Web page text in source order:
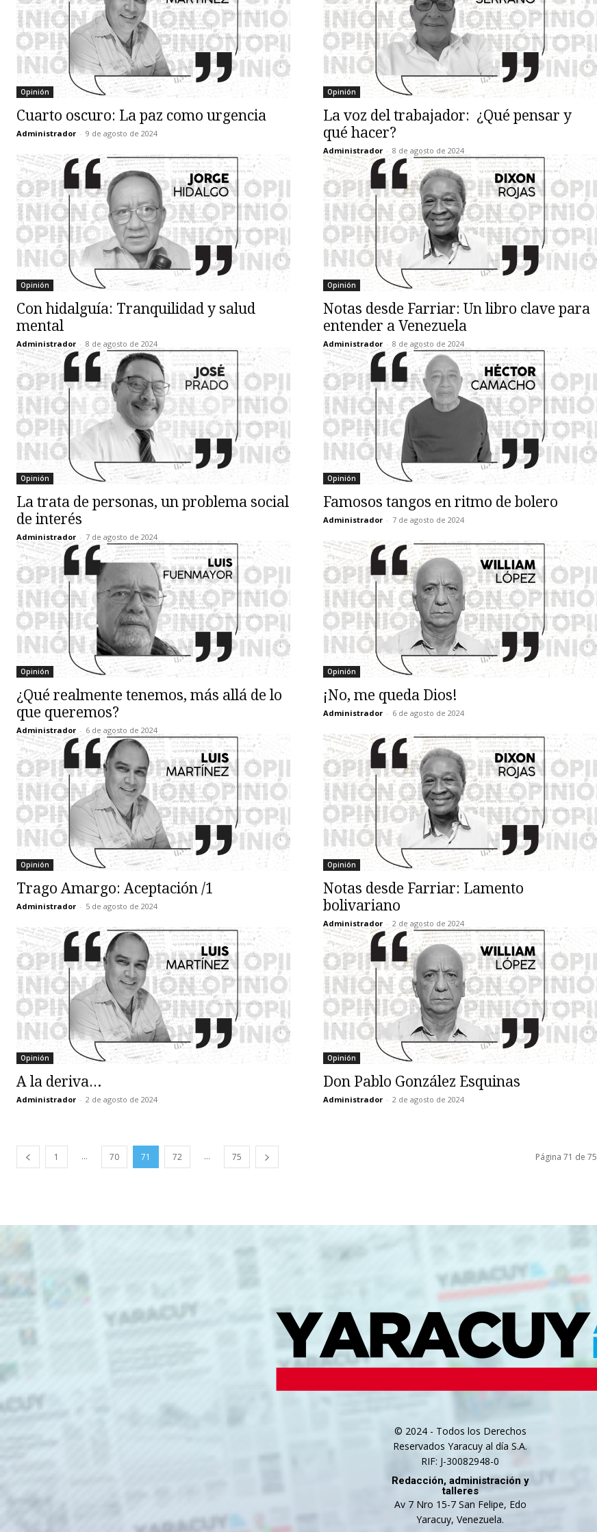
Opinión
Cuarto oscuro: La paz como urgencia
Administrador - 9 de agosto de 2024
Opinión
La voz del trabajador: ¿Qué pensar y
qué hacer?
Administrador - 8 de agosto de 2024
Opinión
Con hidalguía: Tranquilidad y salud
mental
Administrador - 8 de agosto de 2024
Opinión
Notas desde Farriar: Un libro clave para
entender a Venezuela
Administrador - 8 de agosto de 2024
Opinión
La trata de personas, un problema social
de interés
Administrador - 7 de agosto de 2024
Opinión
Famosos tangos en ritmo de bolero
Administrador - 7 de agosto de 2024
Opinión
¿Qué realmente tenemos, más allá de lo
que queremos?
Administrador - 6 de agosto de 2024
Opinión
¡No, me queda Dios!
Administrador - 6 de agosto de 2024
Opinión
Trago Amargo: Aceptación /1
Administrador - 5 de agosto de 2024
Opinión
Notas desde Farriar: Lamento
bolivariano
Administrador - 2 de agosto de 2024
Opinión
A la deriva…
Administrador - 2 de agosto de 2024
Opinión
Don Pablo González Esquinas
Administrador - 2 de agosto de 2024
1 ... 70 71 72 ... 75 Página 71 de 75
© 2024 - Todos los Derechos
Reservados Yaracuy al día S.A.
RIF: J-30082948-0
Redacción, administración y
talleres
Av 7 Nro 15-7 San Felipe, Edo
Yaracuy, Venezuela.